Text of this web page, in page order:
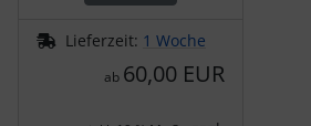
Lieferzeit: 1 Woche
ab 60,00 EUR